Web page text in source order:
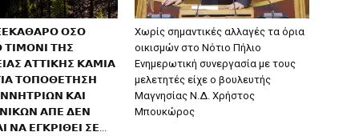
𝝤𝝨𝝤
𝝩𝝞𝝡𝝤𝝢𝝞 𝝩𝝜𝝨
𝝖𝝩𝝩𝝞𝝟𝝜𝝨 𝝟𝝖𝝡𝝞𝝖
𝝩𝝤𝝥𝝤𝝝𝝚𝝩𝝜𝝨𝝜
𝝟𝝖𝝞
𝝖𝝥𝝚 𝝙𝝚𝝢
𝝢𝝖 𝝚𝝘𝝟𝝦𝝞𝝝𝝚𝝞 𝝨𝝚...
Χωρίς σημαντικές αλλαγές τα όρια
οικισμών στο Νότιο Πήλιο
Ενημερωτική συνεργασία με τους
μελετητές είχε ο βουλευτής
Μαγνησίας Ν.Δ. Χρήστος
Μπουκώρος